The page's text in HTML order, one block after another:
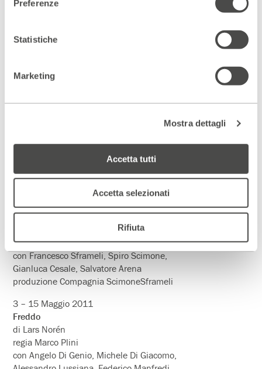
Preferenze
Statistiche
Marketing
Mostra dettagli
Accetta tutti
Accetta selezionati
Rifiuta
Teatro Fondazione
Art
con Alessandro Haber, Alessio Boni, Gigio Alberti
liberamente ispirato a Nathan il saggio di E. G. Lessing
testo e regia di Gabriele Vacis
produzione Teatro Regionale Alessandrino
1 – 10 Aprile 2011
La Busta
regia Francesco Sframeli
con Francesco Sframeli, Spiro Scimone,
Gianluca Cesale, Salvatore Arena
produzione Compagnia ScimoneSframeli
3 – 15 Maggio 2011
Freddo
di Lars Norén
regia Marco Plini
con Angelo Di Genio, Michele Di Giacomo,